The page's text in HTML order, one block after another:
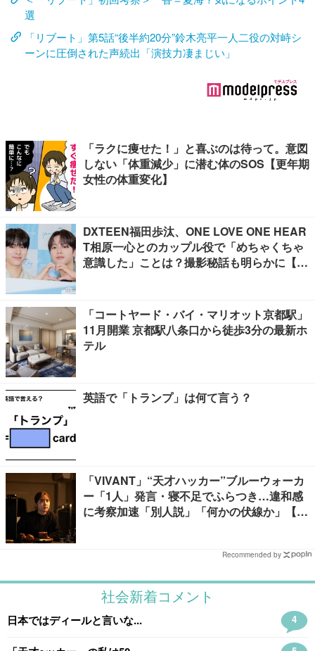
選
「リブート」第5話“後半約20分”鈴木亮平一人二役の対峙シ
ーンに圧倒された声続出「演技力凄まじい」
「ラクに痩せた！」と喜ぶのは待って。意図
しない「体重減少」に潜む体のSOS【更年期
女性の体重変化】
DXTEEN福田歩汰、ONE LOVE ONE HEAR
T相原一心とのカップル役で「めちゃくちゃ
意識した」ことは？撮影秘話も明らかに【Y
「コートヤード・バイ・マリオット京都駅」
11月開業 京都駅八条口から徒歩3分の最新ホ
テル
英語で「トランプ」は何て言う？
「VIVANT」“天才ハッカー”ブルーウォーカ
ー「1人」発言・寝不足でふらつき…違和感
に考察加速「別人説」「何かの伏線か」【ネ
Recommended by